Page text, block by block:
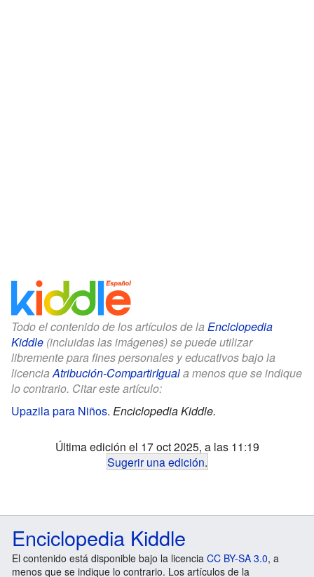
Todo el contenido de los artículos de la Enciclopedia
Kiddle (incluidas las imágenes) se puede utilizar
libremente para fines personales y educativos bajo la
licenciaAtribución-CompartirIguala menos que se indique
lo contrario. Citar este artículo:
Upazila para Niños. Enciclopedia Kiddle.
Última edición el 17 oct 2025, a las 11:19
Sugerir una edición.
Enciclopedia Kiddle
El contenido está disponible bajo la licencia CC BY-SA 3.0, a
menos que se indique lo contrario. Los artículos de la